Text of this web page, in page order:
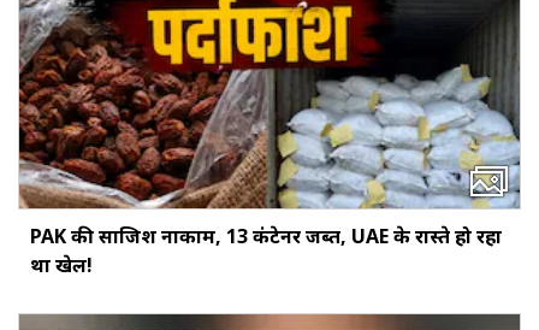
PAK की साजिश नाकाम, 13 कंटेनर जब्त, UAE के रास्ते हो रहा
था खेल!